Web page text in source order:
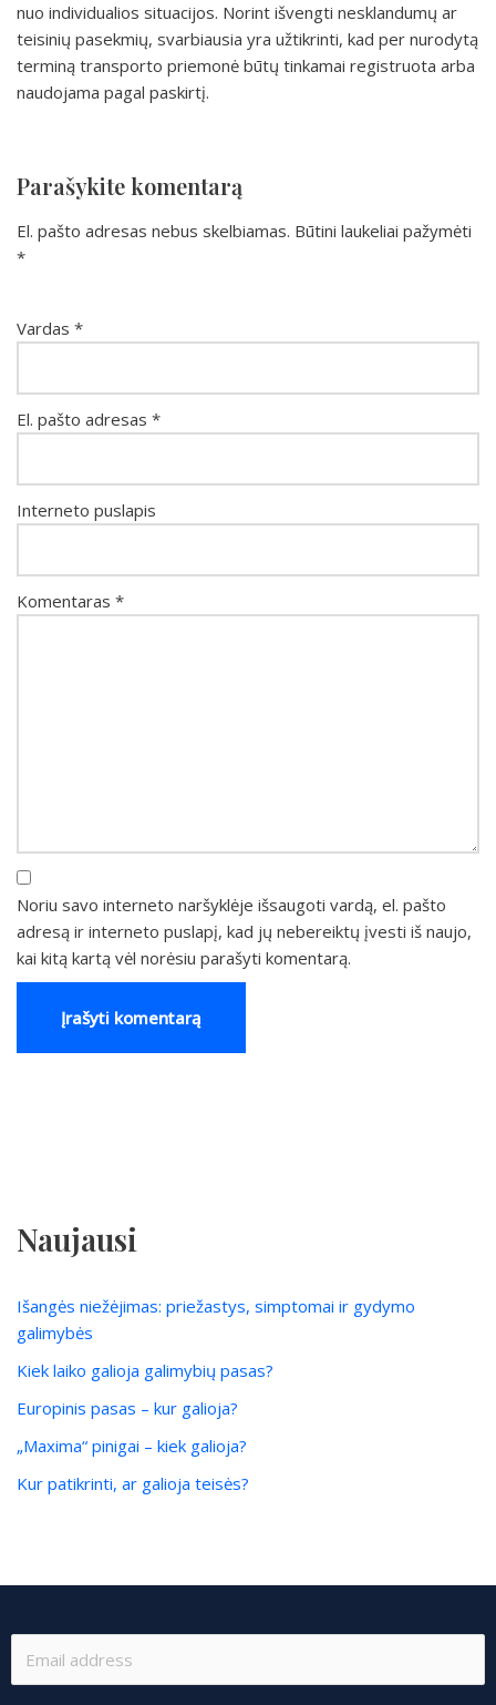
nuo individualios situacijos. Norint išvengti nesklandumų ar
teisinių pasekmių, svarbiausia yra užtikrinti, kad per nurodytą
terminą transporto priemonė būtų tinkamai registruota arba
naudojama pagal paskirtį.
Parašykite komentarą
El. pašto adresas nebus skelbiamas. Būtini laukeliai pažymėti
*
Vardas *
El. pašto adresas *
Interneto puslapis
Komentaras *
Noriu savo interneto naršyklėje išsaugoti vardą, el. pašto
adresą ir interneto puslapį, kad jų nebereiktų įvesti iš naujo,
kai kitą kartą vėl norėsiu parašyti komentarą.
Naujausi
Išangės niežėjimas: priežastys, simptomai ir gydymo
galimybės
Kiek laiko galioja galimybių pasas?
Europinis pasas – kur galioja?
„Maxima“ pinigai – kiek galioja?
Kur patikrinti, ar galioja teisės?